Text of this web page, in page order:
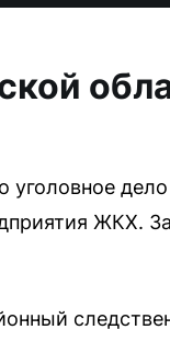
уголовное
ЖКХ.